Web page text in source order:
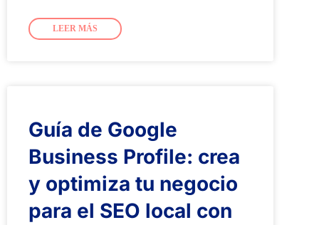
LEER MÁS
Guía de Google
Business Profile: crea
y optimiza tu negocio
para el SEO local con